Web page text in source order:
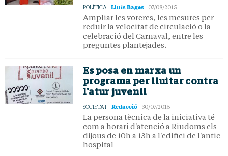
POLÍTICA Lluís Bages 07/08/2015
Ampliar les voreres, les mesures per
reduir la velocitat de circulació o la
celebració del Carnaval, entre les
preguntes plantejades.
Es posa en marxa un
programa per lluitar contra
l'atur juvenil
SOCIETAT Redacció 30/07/2015
La persona tècnica de la iniciativa té
com a horari d'atenció a Riudoms els
dijous de 10h a 13h a l'edifici de l'antic
hospital